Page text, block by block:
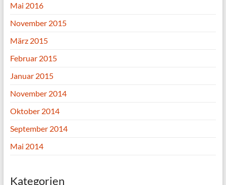
Mai 2016
November 2015
März 2015
Februar 2015
Januar 2015
November 2014
Oktober 2014
September 2014
Mai 2014
Kategorien